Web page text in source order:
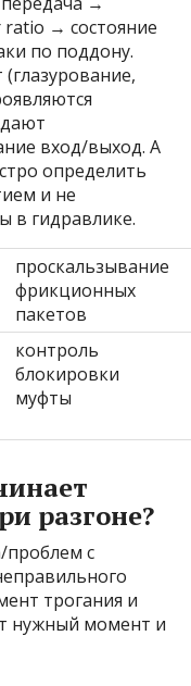
→ состояние
по поддону.
вход/выход. А
определить
и не
в гидравлике.
проскальзывание
фрикционных
пакетов
контроль
блокировки
муфты
разгоне?
проблем с
трогания и
нужный момент и